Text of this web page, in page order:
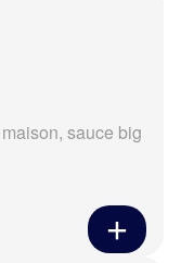
sauce big